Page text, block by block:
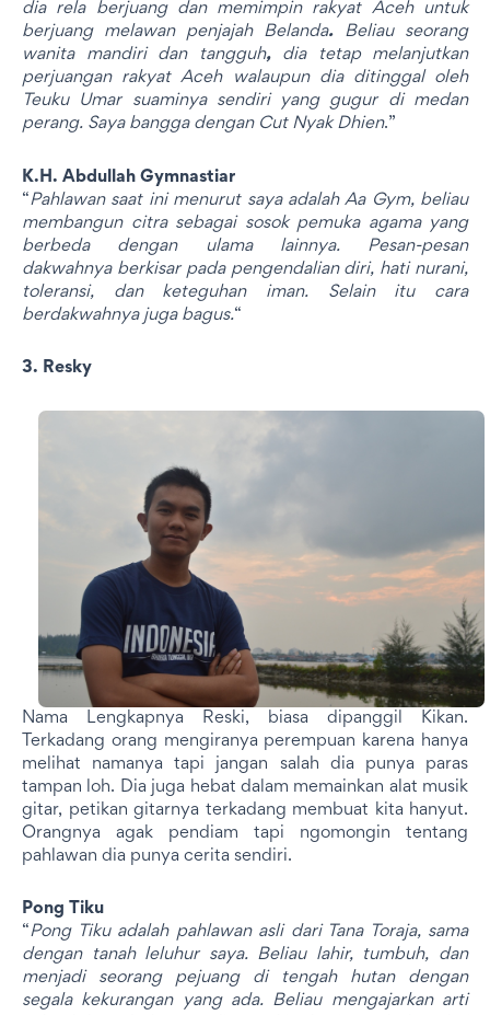
dia rela berjuang dan memimpin rakyat Aceh untuk
berjuang melawan penjajah Belanda. Beliau seorang
wanita mandiri dan tangguh,dia tetap melanjutkan
perjuangan rakyat Aceh walaupun dia ditinggal oleh
Teuku Umar suaminya sendiri yang gugur di medan
perang. Saya bangga dengan Cut Nyak Dhien.”
K.H. Abdullah Gymnastiar
“Pahlawan saat ini menurut saya adalah Aa Gym, beliau
membangun citra sebagai sosok pemuka agama yang
berbeda dengan ulama lainnya. Pesan-pesan
dakwahnya berkisar pada pengendalian diri, hati nurani,
toleransi, dan keteguhan iman. Selain itu cara
berdakwahnya juga bagus.“
3. Resky
Nama Lengkapnya Reski, biasa dipanggil Kikan.
Terkadang orang mengiranya perempuan karena hanya
melihat namanya tapi jangan salah dia punya paras
tampan loh. Dia juga hebat dalam memainkan alat musik
gitar, petikan gitarnya terkadang membuat kita hanyut.
Orangnya agak pendiam tapi ngomongin tentang
pahlawan dia punya cerita sendiri.
Pong Tiku
“Pong Tiku adalah pahlawan asli dari Tana Toraja, sama
dengan tanah leluhur saya. Beliau lahir, tumbuh, dan
menjadi seorang pejuang di tengah hutan dengan
segala kekurangan yang ada. Beliau mengajarkan arti